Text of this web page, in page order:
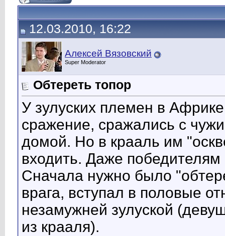
12.03.2010, 16:22
Алексей Вязовский
Super Moderator
Обтереть топор
У зулуских племен в
сражение, сражались с
домой. Но в крааль им
входить. Даже
Сначала нужно было
врага, вступал в половые
незамужней зулуской
из крааля).